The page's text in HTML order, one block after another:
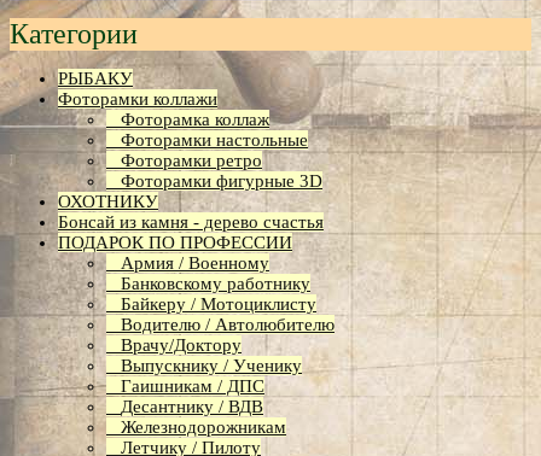
Категории
РЫБАКУ
Фоторамки коллажи
Фоторамка коллаж
Фоторамки настольные
Фоторамки ретро
Фоторамки фигурные 3D
ОХОТНИКУ
Бонсай из камня - дерево счастья
ПОДАРОК ПО ПРОФЕССИИ
Армия / Военному
Банковскому работнику
Байкеру / Мотоциклисту
Водителю / Автолюбителю
Врачу/Доктору
Выпускнику / Ученику
Гаишникам / ДПС
Десантнику / ВДВ
Железнодорожникам
Летчику / Пилоту